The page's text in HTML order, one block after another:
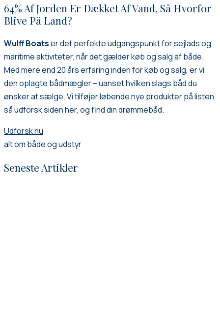
64% Af Jorden Er Dækket Af Vand, Så Hvorfor
Blive På Land?
Wulff Boatser det perfekte udgangspunkt for sejlads og
maritime aktiviteter, når det gælder køb og salg af både.
Med mere end 20 års erfaring inden for køb og salg, er vi
den oplagte bådmægler – uanset hvilken slags båd du
ønsker at sælge. Vi tilføjer løbende nye produkter på listen,
så udforsk siden her, og find din drømmebåd.
Udforsk nu
alt om både og udstyr
Seneste Artikler